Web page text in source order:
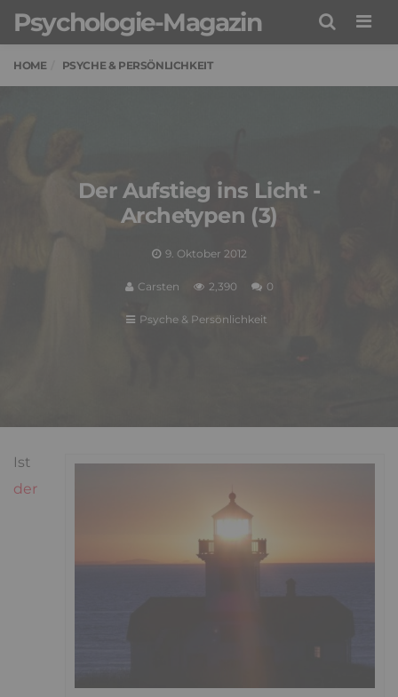
Psychologie-Magazin
HOME PSYCHE & PERSÖNLICHKEIT
Der Aufstieg ins Licht -
Archetypen (3)
9. Oktober 2012
Carsten 2,390 0
Psyche & Persönlichkeit
Ist
der